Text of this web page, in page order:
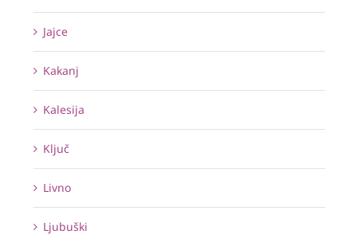
Jajce
Kakanj
Kalesija
Ključ
Livno
Ljubuški